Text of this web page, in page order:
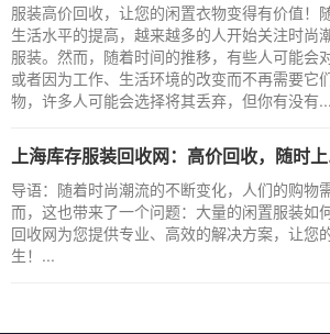
服装高价回收，让您的闲置衣物变得有价值！
生活水平的提高，越来越多的人开始关注时尚
服装。然而，随着时间的推移，有些人可能会
或者因为工作、生活环境的改变而不再需要它
物，许多人可能会选择将其丢弃，但你有没有
上海库存服装回收网：高价回收，随时上门看货，现金交易更可靠！
导语：随着时尚潮流的不断变化，人们的购物
而，这也带来了一个问题：大量的闲置服装如
回收网为您提供专业、高效的解决方案，让您
生！...